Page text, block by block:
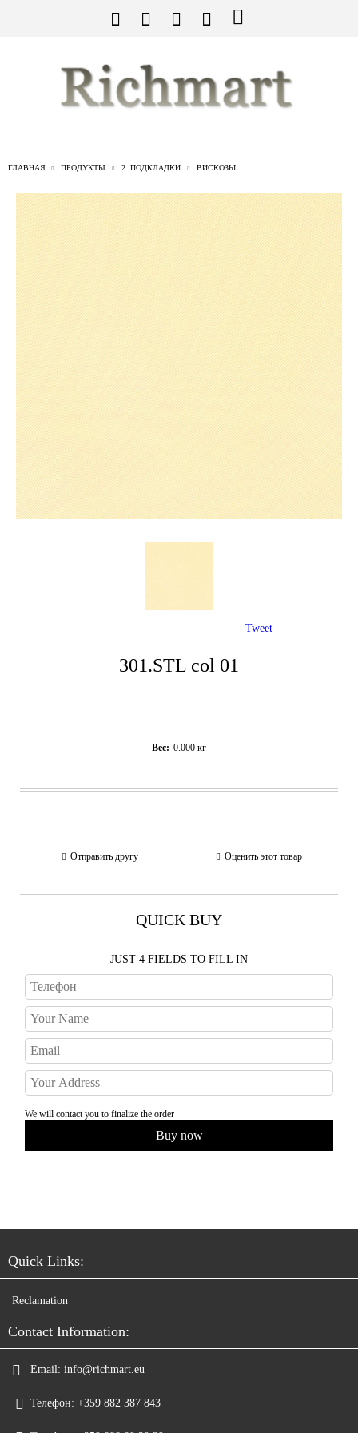
ГЛАВНАЯ ПРОДУКТЫ 2. ПОДКЛАДКИ ВИСКОЗЬI
301.STL col 01
Вес: 0.000 кг
Отправить другу Оценить этот товар
QUICK BUY
JUST 4 FIELDS TO FILL IN
We will contact you to finalize the order
Tweet
Quick Links:
Reclamation
Contact Information:
Email: info@richmart.eu
Телефон: +359 882 387 843